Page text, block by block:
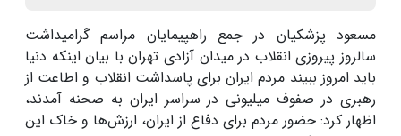
مسعود پزشکیان در جمع راهپیمایان مراسم گرامیداشت
سالروز پیروزی انقلاب در میدان آزادی تهران با بیان اینکه دنیا
باید امروز ببیند مردم ایران برای پاسداشت انقلاب و اطاعت از
رهبری در صفوف میلیونی در سراسر ایران به صحنه آمدند،
اظهار کرد: حضور مردم برای دفاع از ایران، ارزش‌ها و خاک این